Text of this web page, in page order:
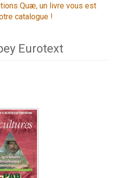
Quæ, un livre vous est
catalogue !
Eurotext